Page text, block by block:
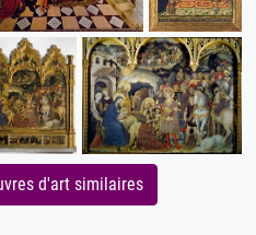
d'art similaires